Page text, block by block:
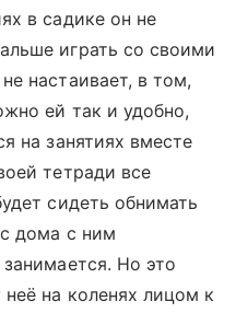
в садике он не
играть со своими
настаивает, в том,
ей так и удобно,
на занятиях вместе
тетради все
сидеть обнимать
дома с ним
Но это
на коленях лицом к